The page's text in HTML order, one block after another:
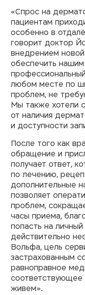
«Спрос на
пациентам
особенно в
говорит доктор
внедрением
обеспечить
любом месте по
проблем, не
Мы также хотели
от наличия
и доступности
После того как
обращение и
получает ответ,
по лечению,
дополнительные
позволяет
проблем,
часы приема,
попасть на
действительно
Вольфа, цель
застрахованным
равноправное
живем».